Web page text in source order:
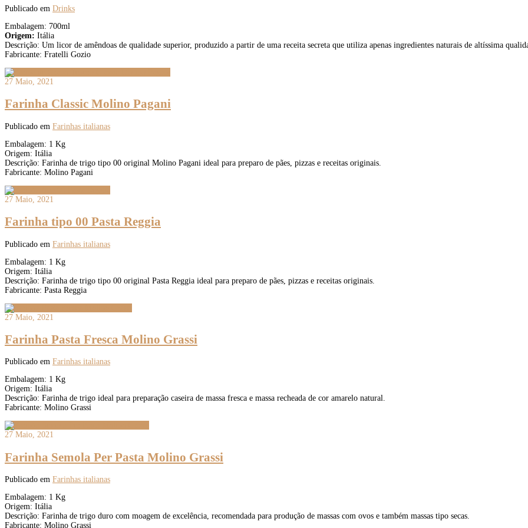
Publicado em Drinks
Embalagem: 700ml
Origem: Itália
Descrição: Um licor de amêndoas de qualidade superior, produzido a partir de uma receita secreta que utiliza apenas ingredientes naturais de altíssima
Fabricante: Fratelli Gozio
27 Maio, 2021
Farinha Classic Molino Pagani
Publicado em Farinhas italianas
Embalagem: 1 Kg
Origem: Itália
Descrição: Farinha de trigo tipo 00 original Molino Pagani ideal para preparo de pães, pizzas e receitas originais.
Fabricante: Molino Pagani
27 Maio, 2021
Farinha tipo 00 Pasta Reggia
Publicado em Farinhas italianas
Embalagem: 1 Kg
Origem: Itália
Descrição: Farinha de trigo tipo 00 original Pasta Reggia ideal para preparo de pães, pizzas e receitas originais.
Fabricante: Pasta Reggia
27 Maio, 2021
Farinha Pasta Fresca Molino Grassi
Publicado em Farinhas italianas
Embalagem: 1 Kg
Origem: Itália
Descrição: Farinha de trigo ideal para preparação caseira de massa fresca e massa recheada de cor amarelo natural.
Fabricante: Molino Grassi
27 Maio, 2021
Farinha Semola Per Pasta Molino Grassi
Publicado em Farinhas italianas
Embalagem: 1 Kg
Origem: Itália
Descrição: Farinha de trigo duro com moagem de excelência, recomendada para produção de massas com ovos e também massas tipo secas.
Fabricante: Molino Grassi